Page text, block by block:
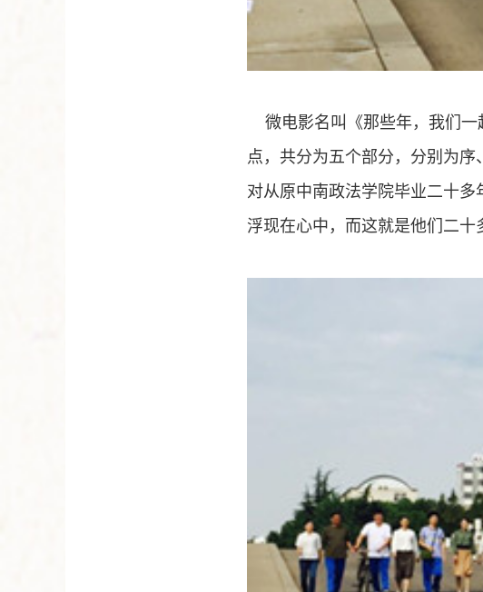
微电影名叫《那些年，我们
点，共分为五个部分，分别为
对从原中南政法学院毕业二十
浮现在心中，而这就是他们二十